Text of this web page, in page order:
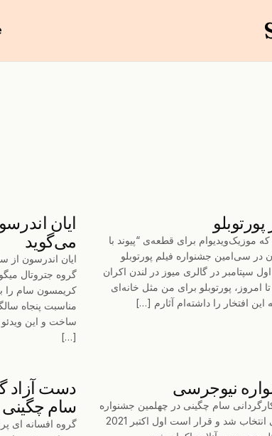
موزیک‌ویدیوام برای قطعه‌ی “پیوند با
سی‌امین جشنواره فیلم پورتوبلو
سپتامبر در گالری میوز در لندن اکران
پورتوبلو برای من مثل خانه‌ای
این افتخار را داشته‌ام آثارم […]
ایان
می‌گوید
ایان اندرسون از
گروه جتروتال
کریمسون سام را
مناسبت پنجاه
ساخت و این ویدئو
[…]
نیوجرسی
سام چگینی در چهلمین جشنواره
بین المللی فیلم نیوجرسی انتخاب شد و قرار است اول اکتبر 2021
دست آزاد
سام چگینی
گروه افسانه ای